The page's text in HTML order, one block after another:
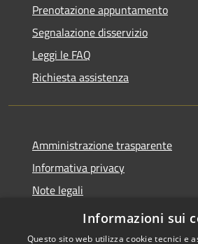
Prenotazione appuntamento
Segnalazione disservizio
Leggi le FAQ
Richiesta assistenza
Amministrazione trasparente
Informativa privacy
Note legali
Dichiarazione di accessibilità
Informazioni sui
Questo sito web utilizza cookie tecnici e